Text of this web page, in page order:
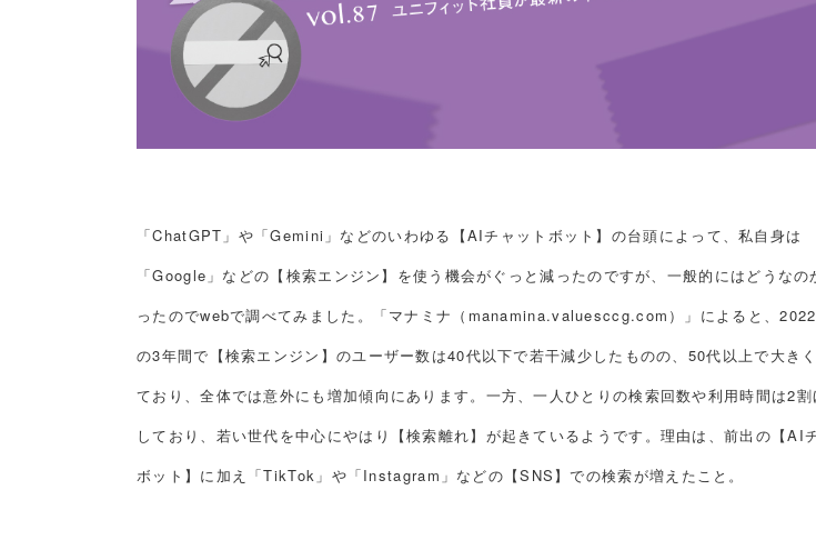
「ChatGPT」や「Gemini」などのいわゆる【AIチャットボット】の台頭によって、私自身は
「Google」などの【検索エンジン】を使う機会がぐっと減ったのですが、一般的にはどうなの
ったのでwebで調べてみました。「マナミナ（manamina.valuesccg.com）」によると、
の3年間で【検索エンジン】のユーザー数は40代以下で若干減少したものの、50代以上で大き
ており、全体では意外にも増加傾向にあります。一方、一人ひとりの検索回数や利用時間は2
しており、若い世代を中心にやはり【検索離れ】が起きているようです。理由は、前出の【AI
ボット】に加え「TikTok」や「Instagram」などの【SNS】での検索が増えたこと。